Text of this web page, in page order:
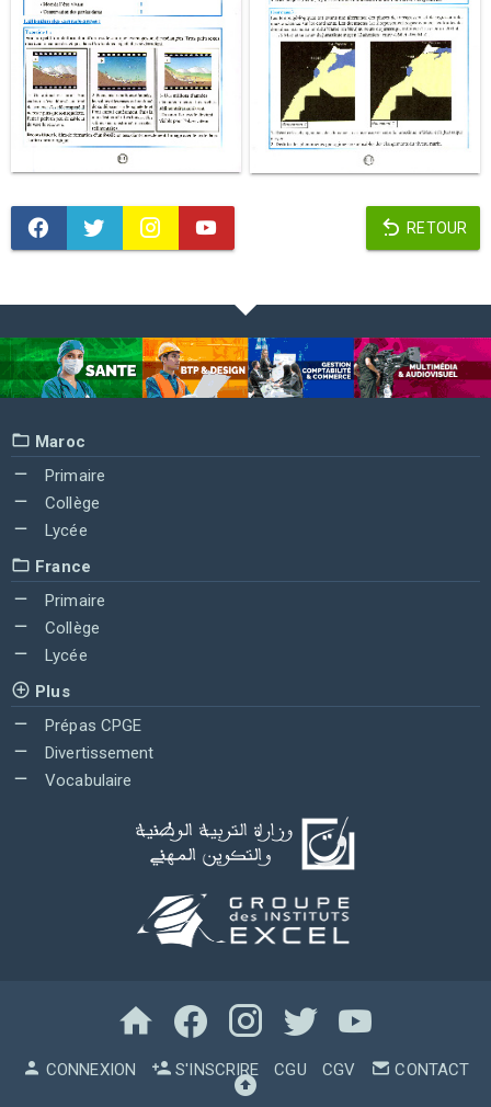
RETOUR
Maroc
Primaire
Collège
Lycée
France
Primaire
Collège
Lycée
Plus
Prépas CPGE
Divertissement
Vocabulaire
CONNEXION S'INSCRIRE CGU CGV CONTACT